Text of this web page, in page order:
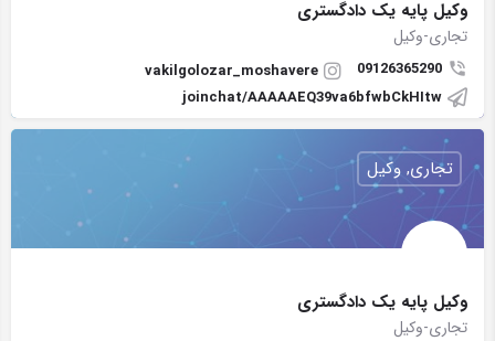
وکیل پایه یک دادگستری
تجاری-وکیل
09126365290
vakilgolozar_moshavere
joinchat/AAAAAEQ39va6bfwbCkHItw
وکیل پایه یک دادگستری
تجاری-وکیل
تجاری, وکیل